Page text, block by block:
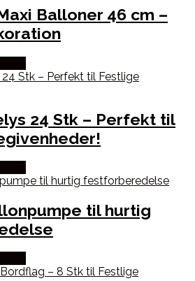
Balloner 46 cm –
24 Stk – Perfekt til
til hurtig